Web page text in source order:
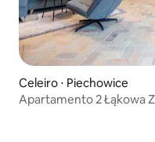
Celeiro ⋅ Piechowice
Apartamento 2 Łąkowa